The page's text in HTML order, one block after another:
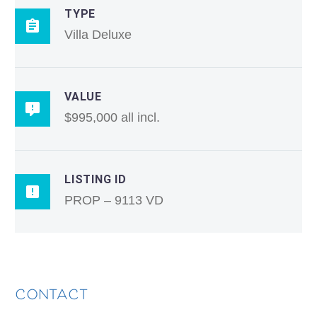
TYPE
Villa Deluxe
VALUE
$995,000 all incl.
LISTING ID
PROP – 9113 VD
CONTACT